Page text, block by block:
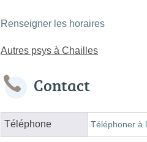
Renseigner les horaires
Autres psys à Chailles
Contact
Téléphone Téléphoner à